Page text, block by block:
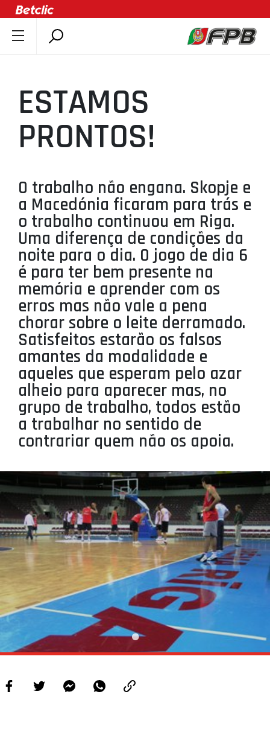
ÚLTIMAS
COMPETIÇÕES
ASSOCIAÇÕES
AGENTES
AGENDA
SELEÇÕES
MINIBASQUETE
ÁREA TÉCNICA
PROJETOS
LIGA BETCLIC MASCULINA
LIGA BETCLIC FEMININA
ESTAMOS
PRONTOS!
O trabalho não engana. Skopje e
a Macedónia ficaram para trás e
o trabalho continuou em Riga.
Uma diferença de condições da
noite para o dia. O jogo de dia 6
é para ter bem presente na
memória e aprender com os
erros mas não vale a pena
chorar sobre o leite derramado.
Satisfeitos estarão os falsos
amantes da modalidade e
aqueles que esperam pelo azar
alheio para aparecer mas, no
grupo de trabalho, todos estão
a trabalhar no sentido de
contrariar quem não os apoia.